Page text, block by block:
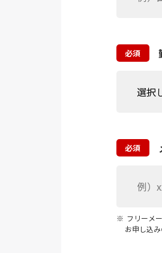
必須
必須
フリーメ
お申し込